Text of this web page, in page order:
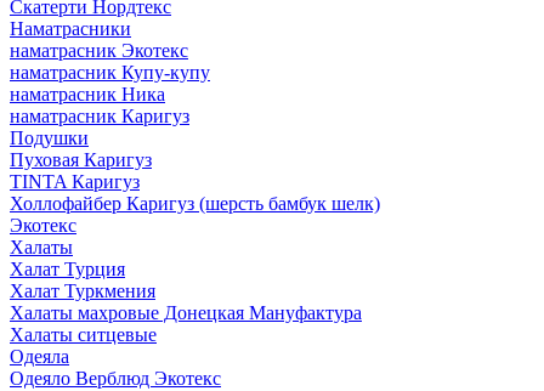
Скатерти Нордтекс
Наматрасники
наматрасник Экотекс
наматрасник Купу-купу
наматрасник Ника
наматрасник Каригуз
Подушки
Пуховая Каригуз
TINTA Каригуз
Холлофайбер Каригуз (шерсть бамбук шелк)
Экотекс
Халаты
Халат Турция
Халат Туркмения
Халаты махровые Донецкая Мануфактура
Халаты ситцевые
Одеяла
Одеяло Верблюд Экотекс